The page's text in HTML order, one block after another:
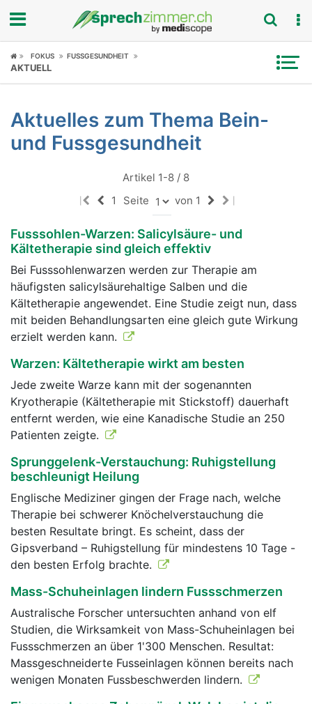
Fokus
Symptome
Untersuchungen
Ratgeber
Rubriken
FOKUS FUSSGESUNDHEIT
AKTUELL
Aktuelles zum Thema Bein-
und Fussgesundheit
Artikel 1-8 / 8
1 Seite von 1
Fusssohlen-Warzen: Salicylsäure- und
Kältetherapie sind gleich effektiv
Bei Fusssohlenwarzen werden zur Therapie am
häufigsten salicylsäurehaltige Salben und die
Kältetherapie angewendet. Eine Studie zeigt nun, dass
mit beiden Behandlungsarten eine gleich gute Wirkung
erzielt werden kann.
Warzen: Kältetherapie wirkt am besten
Jede zweite Warze kann mit der sogenannten
Kryotherapie (Kältetherapie mit Stickstoff) dauerhaft
entfernt werden, wie eine Kanadische Studie an 250
Patienten zeigte.
Sprunggelenk-Verstauchung: Ruhigstellung
beschleunigt Heilung
Englische Mediziner gingen der Frage nach, welche
Therapie bei schwerer Knöchelverstauchung die
besten Resultate bringt. Es scheint, dass der
Gipsverband – Ruhigstellung für mindestens 10 Tage -
den besten Erfolg brachte.
Mass-Schuheinlagen lindern Fussschmerzen
Australische Forscher untersuchten anhand von elf
Studien, die Wirksamkeit von Mass-Schuheinlagen bei
Fussschmerzen an über 1'300 Menschen. Resultat:
Massgeschneiderte Fusseinlagen können bereits nach
wenigen Monaten Fussbeschwerden lindern.